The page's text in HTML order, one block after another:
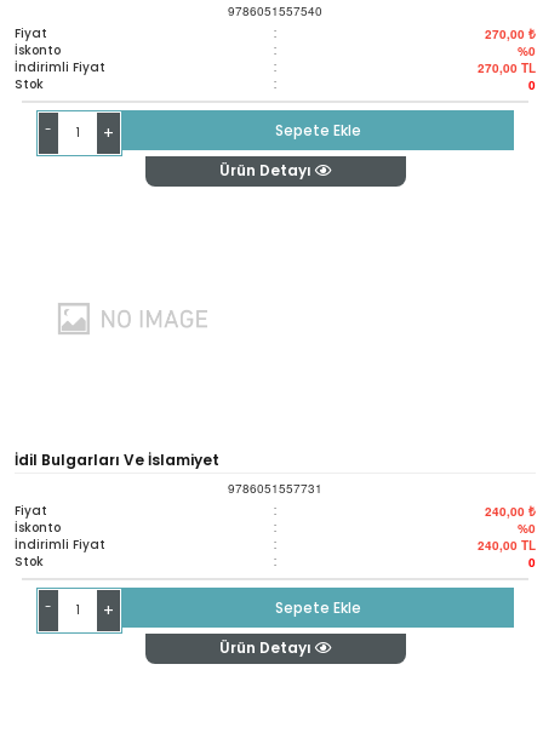
9786051557540
Fiyat : 270,00 ₺
İskonto : %0
İndirimli Fiyat : 270,00 TL
Stok : 0
- +
Sepete Ekle
Ürün Detayı
İdil Bulgarları Ve İslamiyet
9786051557731
Fiyat : 240,00 ₺
İskonto : %0
İndirimli Fiyat : 240,00 TL
Stok : 0
- +
Sepete Ekle
Ürün Detayı